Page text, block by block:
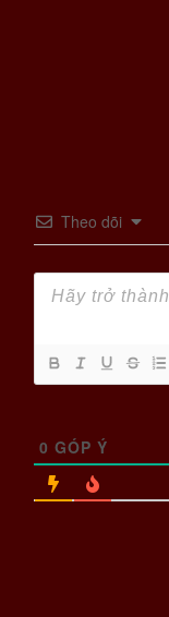
Theo dõi
0 GÓP Ý